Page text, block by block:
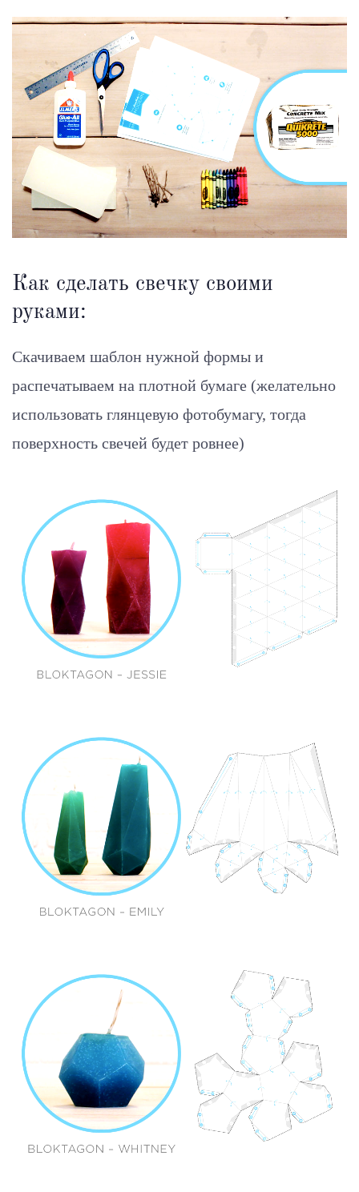
Как сделать свечку своими
руками:
Скачиваем шаблон нужной формы и
распечатываем на плотной бумаге (желательно
использовать глянцевую фотобумагу, тогда
поверхность свечей будет ровнее)